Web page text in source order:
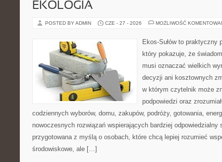
EKOLOGIA
POSTED BY ADMIN CZE - 27 - 2026 MOŻLIWOŚĆ
Ekos-Sułów to praktyczny
który pokazuje, że
musi oznaczać wielkich
decyzji ani kosztownych
w którym czytelnik może
podpowiedzi oraz
codziennych wyborów, domu, zakupów, podróży, gotowania,
nowoczesnych rozwiązań wspierających bardziej odpowiedzialny
przygotowana z myślą o osobach, które chcą lepiej rozumieć
środowiskowe, ale […]